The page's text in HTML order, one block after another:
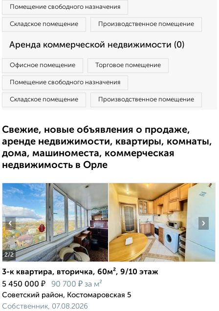
Помещение свободного назначения
Складское помещение Производственное помещение
Аренда коммерческой недвижимости (0)
Офисное помещение Торговое помещение
Помещение свободного назначения
Складское помещение Производственное помещение
Свежие, новые объявления о продаже,
аренде недвижимости, квартиры, комнаты,
дома, машиноместа, коммерческая
недвижимость в Орле
2/2
‹ ›
3-к квартира, вторичка, 60м², 9/10 этаж
5 450 000 ₽ 90 700 ₽ за м²
Советский район, Костомаровская 5
Собственник, 07.08.2026